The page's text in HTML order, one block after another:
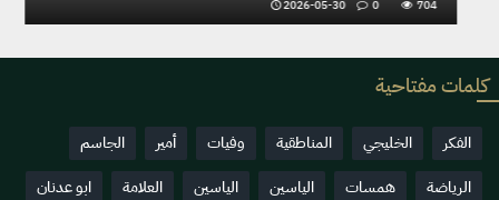
2026-05-30 0
كلمات مفتاحية
الفكر الخليجي المناطقية وفيات أمير
الجاسم
الرياضة
همسات الياسين الياسين العلامة
ابو عدنان